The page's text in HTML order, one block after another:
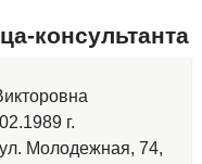
консультанта
г.
Молодежная, 74,